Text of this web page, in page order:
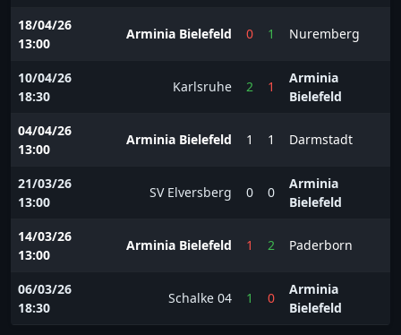
18/04/26
13:00
Arminia Bielefeld 0 1 Nuremberg
10/04/26
18:30
Karlsruhe 2 1
Arminia
Bielefeld
04/04/26
13:00
Arminia Bielefeld 1 1 Darmstadt
21/03/26
13:00
SV Elversberg 0 0
Arminia
Bielefeld
14/03/26
13:00
Arminia Bielefeld 1 2 Paderborn
06/03/26
18:30
Schalke 04 1 0
Arminia
Bielefeld